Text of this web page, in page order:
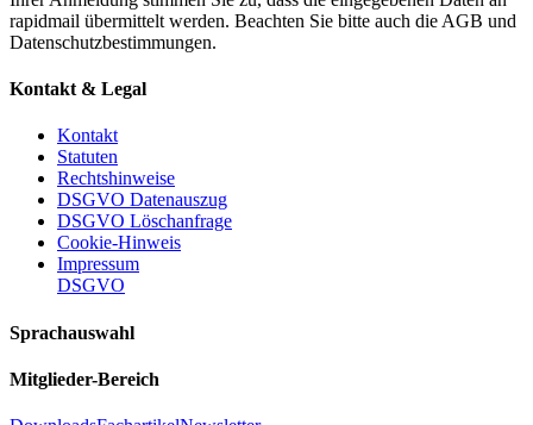
rapidmail übermittelt werden. Beachten Sie bitte auch die AGB und
Datenschutzbestimmungen.
Kontakt & Legal
Kontakt
Statuten
Rechtshinweise
DSGVO Datenauszug
DSGVO Löschanfrage
Cookie-Hinweis
Impressum
DSGVO
Sprachauswahl
Mitglieder-Bereich